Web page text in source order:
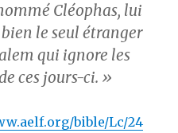
Cléophas, lui
le seul étranger
qui ignore les
ces jours-ci. »
bible/Lc/24